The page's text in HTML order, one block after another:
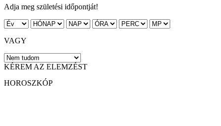
Adja meg születési időpontját!
VAGY
KÉREM AZ ELEMZÉST
HOROSZKÓP